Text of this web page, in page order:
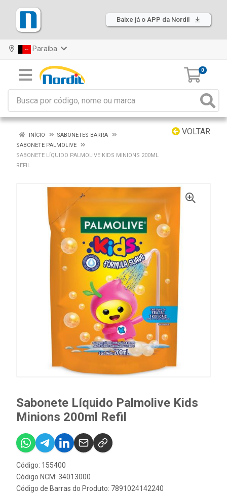
Baixe já o APP da Nordil
Paraíba
0
VOLTAR
INÍCIO
SABONETES BARRA
SABONETE PALMOLIVE
SABONETE LÍQUIDO PALMOLIVE KIDS MINIONS 200ML
REFIL
Sabonete Líquido Palmolive Kids
Minions 200ml Refil
Código: 155400
Código NCM: 34013000
Código de Barras do Produto: 7891024142240